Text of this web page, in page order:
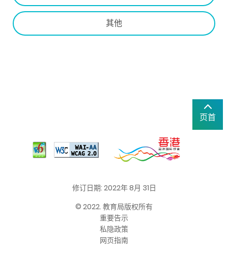
其他
页首
修订日期: 2022年 8月 31日
© 2022. 教育局版权所有
重要告示
私隐政策
网页指南